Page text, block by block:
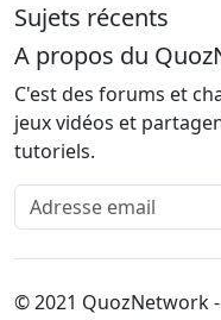
Sujets récents
A propos du
C'est des forums et
jeux vidéos et
tutoriels.
Adresse email
© 2021 QuozNetwork -